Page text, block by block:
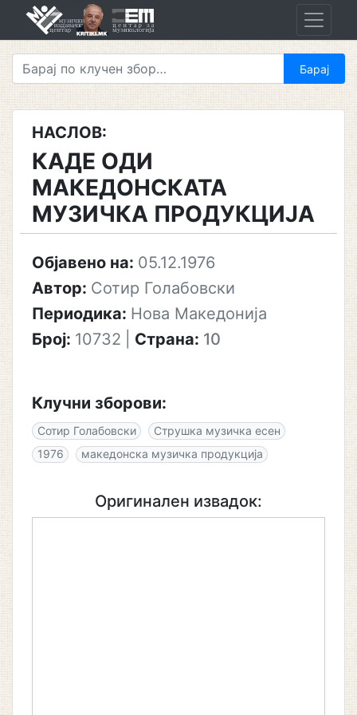
НАСЛОВ:
КАДЕ ОДИ
МАКЕДОНСКАТА
МУЗИЧКА ПРОДУКЦИЈА
Објавено на: 05.12.1976
Автор: Сотир Голабовски
Периодика: Нова Македонија
Број: 10732 Страна: 10
Клучни зборови:
Сотир Голабовски
Струшка музичка есен
1976
македонска музичка продукција
Оригинален извадок: